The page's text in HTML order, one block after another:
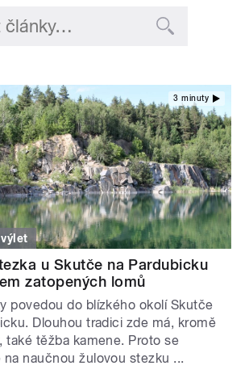
3 minuty
u Skutče na Pardubicku
zatopených lomů
povedou do blízkého okolí Skutče
Dlouhou tradici zde má, kromě
také těžba kamene. Proto se
na naučnou žulovou stezku ...